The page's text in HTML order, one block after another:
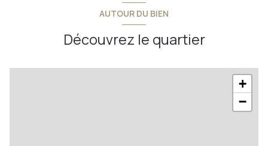
AUTOUR DU BIEN
Découvrez le quartier
+
−